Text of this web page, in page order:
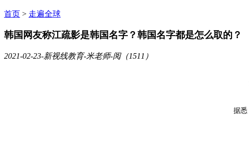
首页 > 走遍全球
韩国网友称江疏影是韩国名字？韩国名字都是怎么取的？
2021-02-23-新视线教育-米老师-阅（1511）
据